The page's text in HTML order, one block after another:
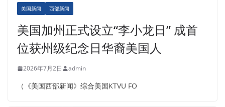
美国新闻 西部新闻
美国加州正式设立“李小龙日” 成首
位获州级纪念日华裔美国人
2026年7月2日 admin
（《美国西部新闻》综合美国KTVU FO